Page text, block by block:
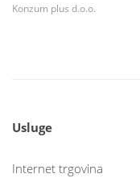
Konzum plus d.o.o.
Usluge
Internet trgovina